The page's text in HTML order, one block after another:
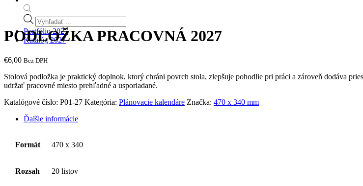
Products
search
Portfólio 2027
Katalóg 2027
PODLOŽKA PRACOVNÁ 2027
€6,00 Bez DPH
Stolová podložka je praktický doplnok, ktorý chráni povrch stola, zlepšuje pohodlie pri práci a zároveň dodáva
udržať pracovné miesto prehľadné a usporiadané.
Katalógové číslo: P01-27 Kategória: Plánovacie kalendáre Značka: 470 x 340 mm
Ďalšie informácie
Formát 470 x 340
Rozsah 20 listov